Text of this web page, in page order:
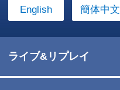
English 簡体中文
ライブ&リプレイ